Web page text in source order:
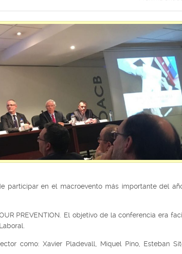
.
c
o
m
participar en el macroevento más importante del
PREVENTION. El objetivo de la conferencia era
como: Xavier Pladevall, Miquel Pino, Esteban